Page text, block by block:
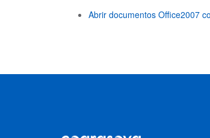
Abrir documentos Office2007